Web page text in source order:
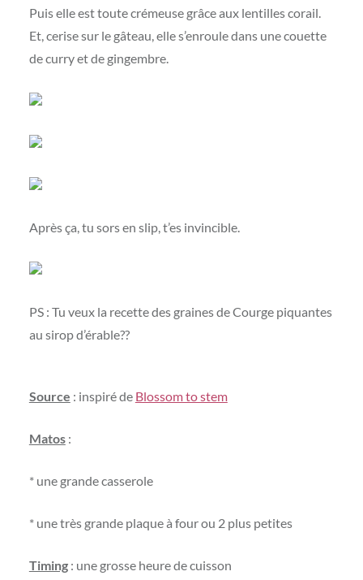
Puis elle est toute crémeuse grâce aux lentilles corail.
Et, cerise sur le gâteau, elle s’enroule dans une couette
de curry et de gingembre.
Après ça, tu sors en slip, t’es invincible.
PS : Tu veux la recette des graines de Courge piquantes
au sirop d’érable??
Source : inspiré de Blossom to stem
Matos:
* une grande casserole
* une très grande plaque à four ou 2 plus petites
Timing: une grosse heure de cuisson